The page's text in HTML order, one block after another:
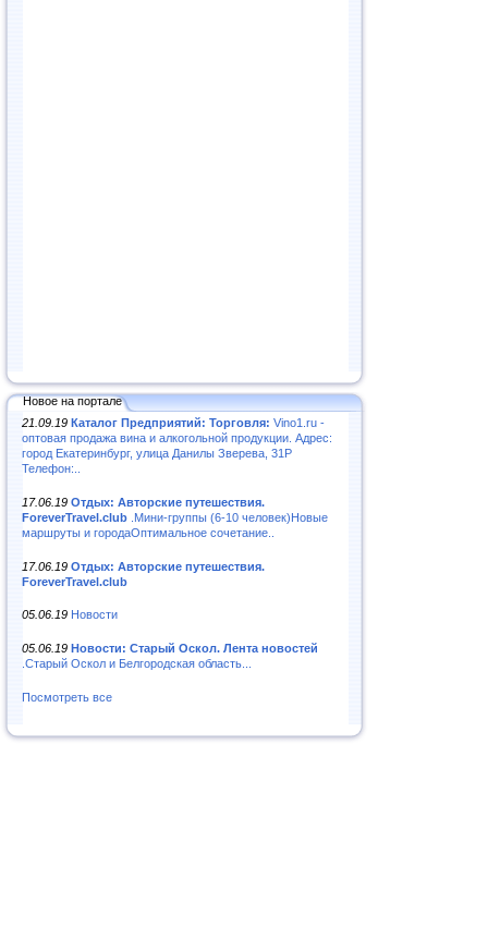
Новое на портале
21.09.19 Каталог Предприятий: Торговля: Vino1.ru -
оптовая продажа вина и алкогольной продукции. Адрес:
город Екатеринбург, улица Данилы Зверева, 31Р
Телефон:..
17.06.19 Отдых: Авторские путешествия.
ForeverTravel.club .Мини-группы (6-10 человек)Новые
маршруты и городаОптимальное сочетание..
17.06.19 Отдых: Авторские путешествия.
ForeverTravel.club
05.06.19 Новости
05.06.19 Новости: Старый Оскол. Лента новостей
.Старый Оскол и Белгородская область...
Посмотреть все